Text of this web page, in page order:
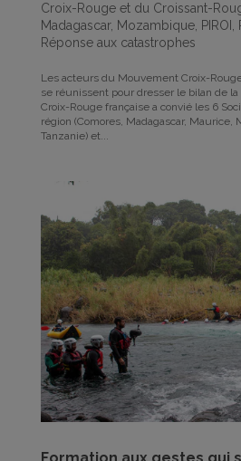
Croix-Rouge et du Croissant-
Madagascar, Mozambique, PIROI ,
Réponse aux catastrophes
Les acteurs du Mouvement Croix-
se réunissent pour dresser le bilan de la
Croix-Rouge française a convié les 6
région (Comores, Madagascar,
Tanzanie) et...